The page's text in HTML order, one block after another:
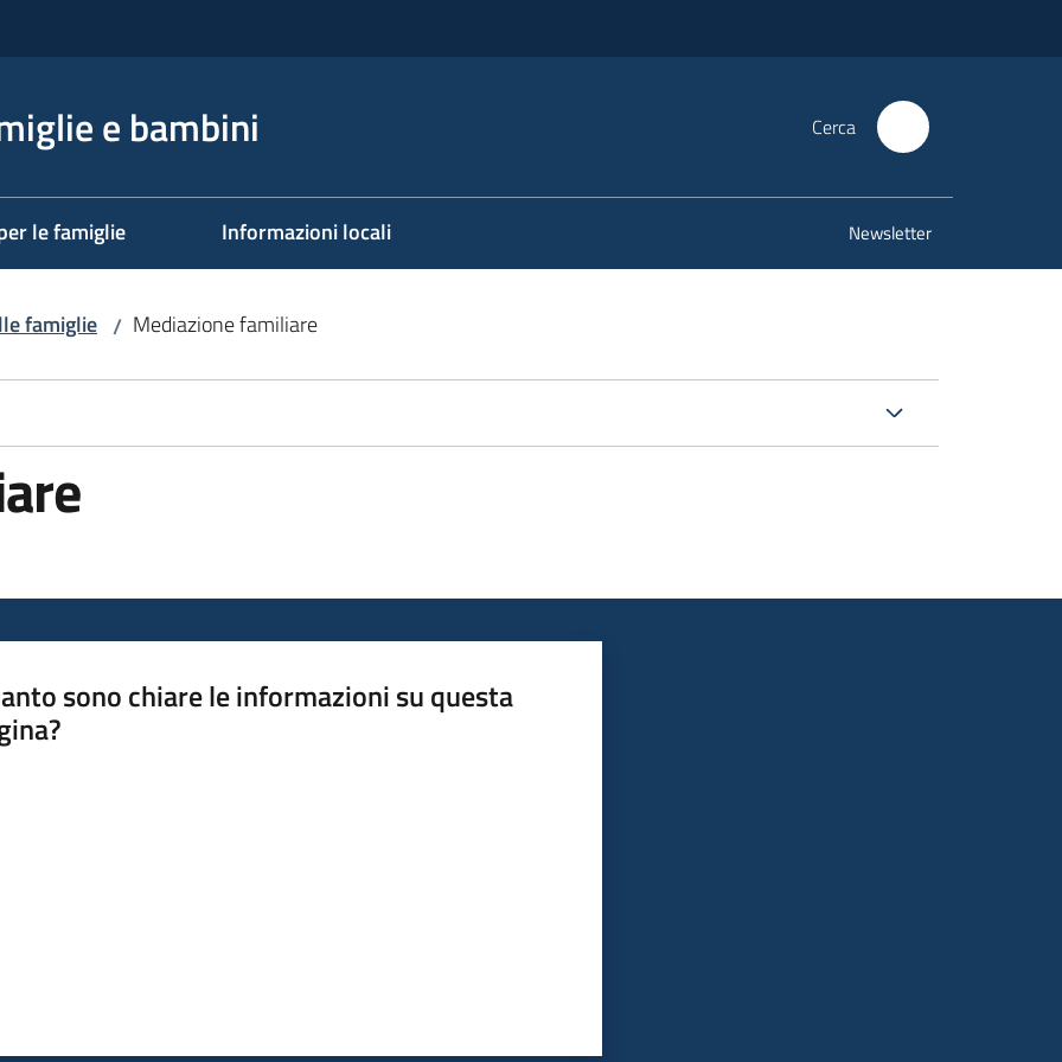
e bambini Cerca
le famiglie Informazioni locali Newsletter
famiglie / Mediazione familiare
sono chiare le informazioni su questa